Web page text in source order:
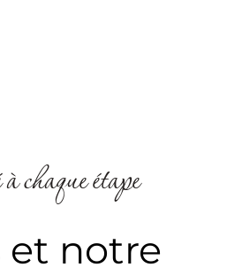
chaque étape
et notre